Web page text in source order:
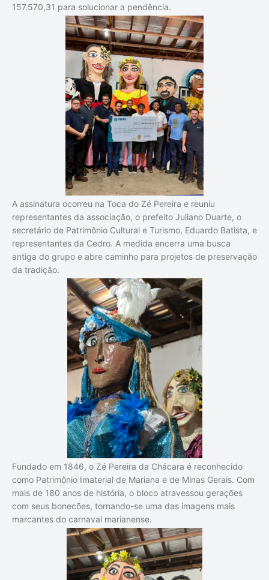
157.570,31 para solucionar a pendência.
A assinatura ocorreu na Toca do Zé Pereira e reuniu
representantes da associação, o prefeito Juliano Duarte, o
secretário de Patrimônio Cultural e Turismo, Eduardo Batista, e
representantes da Cedro. A medida encerra uma busca
antiga do grupo e abre caminho para projetos de preservação
da tradição.
Fundado em 1846, o Zé Pereira da Chácara é reconhecido
como Patrimônio Imaterial de Mariana e de Minas Gerais. Com
mais de 180 anos de história, o bloco atravessou gerações
com seus bonecões, tornando-se uma das imagens mais
marcantes do carnaval marianense.